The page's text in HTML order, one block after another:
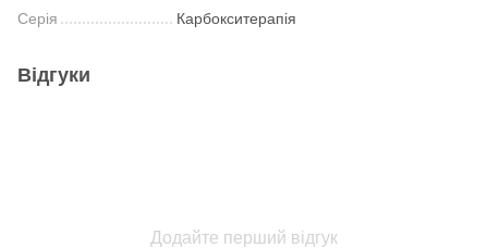
Серія Карбокситерапія
Відгуки
Додайте перший відгук